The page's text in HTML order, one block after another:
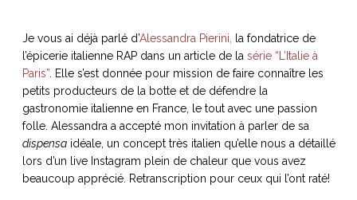
NOS ARTICLES ART ET DESIGN
Je vous ai déjà parlé d’Alessandra Pierini, la fondatrice de
l’épicerie italienne RAP dans un article de la série “L’Italie à
Paris”. Elle s’est donnée pour mission de faire connaître les
petits producteurs de la botte et de défendre la
gastronomie italienne en France, le tout avec une passion
folle. Alessandra a accepté mon invitation à parler de sa
dispensaidéale, un concept très italien qu’elle nous a détaillé
lors d’un live Instagram plein de chaleur que vous avez
beaucoup apprécié. Retranscription pour ceux qui l’ont raté!